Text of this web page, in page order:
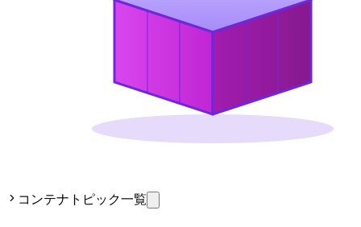
コンテナトピック一覧